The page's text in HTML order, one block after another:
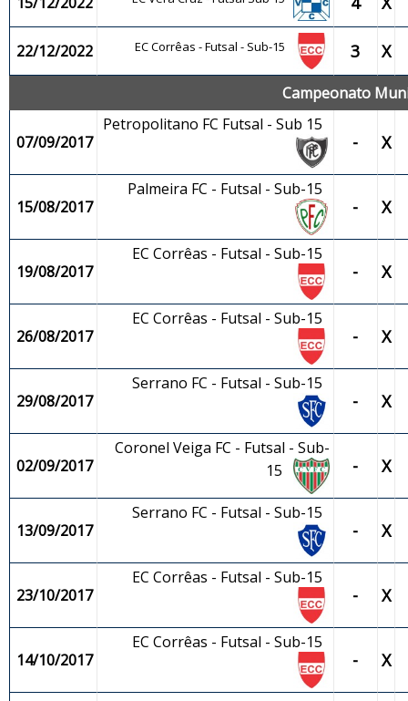
22/12/2022 EC Corrêas - Futsal - Sub-15 3 X
Campeonato
07/09/2017
Petropolitano FC Futsal - Sub 15
- X
15/08/2017
Palmeira FC - Futsal - Sub-15
- X
19/08/2017
EC Corrêas - Futsal - Sub-15
- X
26/08/2017
EC Corrêas - Futsal - Sub-15
- X
29/08/2017
Serrano FC - Futsal - Sub-15
- X
02/09/2017
Coronel Veiga FC - Futsal - Sub-
15
- X
13/09/2017
Serrano FC - Futsal - Sub-15
- X
23/10/2017
EC Corrêas - Futsal - Sub-15
- X
14/10/2017
EC Corrêas - Futsal - Sub-15
- X